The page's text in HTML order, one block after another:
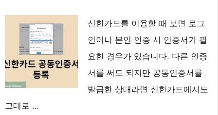
신한카드를 이용할 때 보면 로그
인이나 본인 인증 시 인증서가 필
요한 경우가 있습니다. 다른 인증
서를 써도 되지만 공동인증서를
발급한 상태라면 신한카드에서도
그대로 …